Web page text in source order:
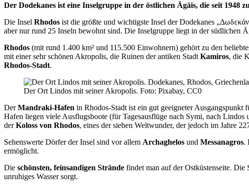
Der Dodekanes ist eine Inselgruppe in der östlichen Ägäis, die seit 1948
Die Insel Rhodos ist die größte und wichtigste Insel der Dodekanes
aber nur rund 25 Inseln bewohnt sind. Die Inselgruppe liegt in der südlichen
Rhodos (mit rund 1.400 km² und 115.500 Einwohnern) gehört zu den
mit einer sehr schönen Akropolis, die Ruinen der antiken Stadt Kamiros, die
Rhodos-Stadt.
Der Ort Lindos mit seiner Akropolis. Foto: Pixabay, CC0
DerMandraki-Hafen in Rhodos-Stadt ist ein gut geeigneter Ausgangspunkt
Hafen liegen viele Ausflugsboote (für Tagesausflüge nach Symi, nach Lindos
derKoloss von Rhodos, eines der sieben Weltwunder, der jedoch im Jahre
Sehenswerte Dörfer der Insel sind vor allem Archaghelos und Messanagros.
ermöglicht.
Die schönsten, feinsandigen Strände findet man auf der Ostküstenseite. Die
unruhiges Wasser sorgt.